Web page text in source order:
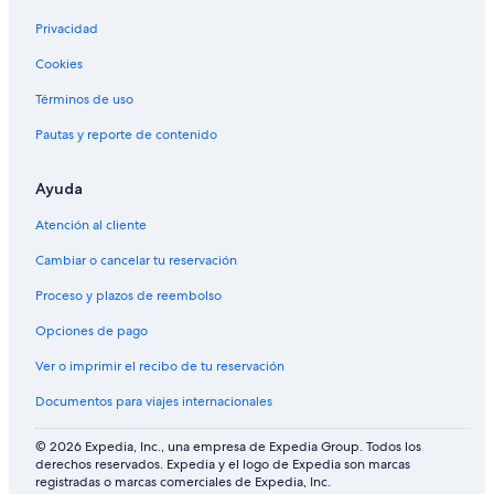
r
y
p
a
c
s
o
t
r
a
c
n
l
Privacidad
Cookies
Términos de uso
Pautas y reporte de contenido
Ayuda
Atención al cliente
Cambiar o cancelar tu reservación
Proceso y plazos de reembolso
Opciones de pago
Ver o imprimir el recibo de tu reservación
Documentos para viajes internacionales
© 2026 Expedia, Inc., una empresa de Expedia Group. Todos los
derechos reservados. Expedia y el logo de Expedia son marcas
registradas o marcas comerciales de Expedia, Inc.